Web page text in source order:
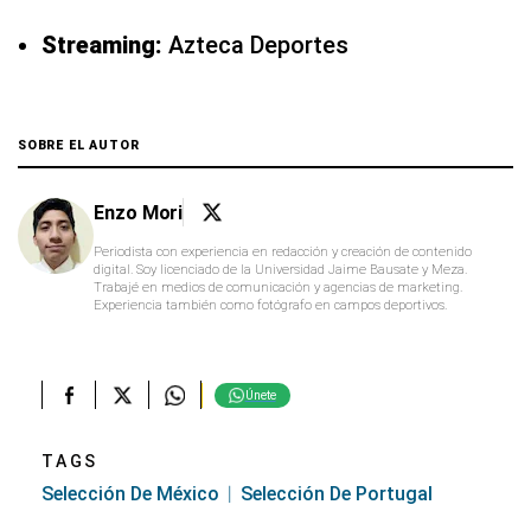
Streaming: Azteca Deportes
SOBRE EL AUTOR
Enzo Mori
Periodista con experiencia en redacción y creación de contenido
digital. Soy licenciado de la Universidad Jaime Bausate y Meza.
Trabajé en medios de comunicación y agencias de marketing.
Experiencia también como fotógrafo en campos deportivos.
Únete
TAGS
Selección De México
Selección De Portugal